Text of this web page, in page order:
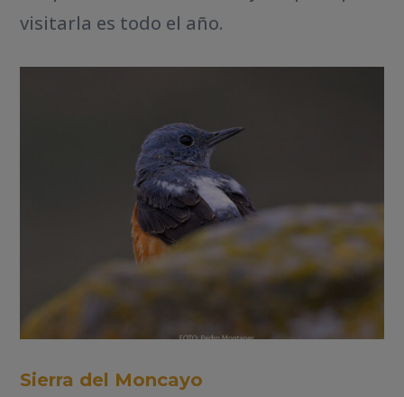
visitarla es todo el año.
Sierra del Moncayo